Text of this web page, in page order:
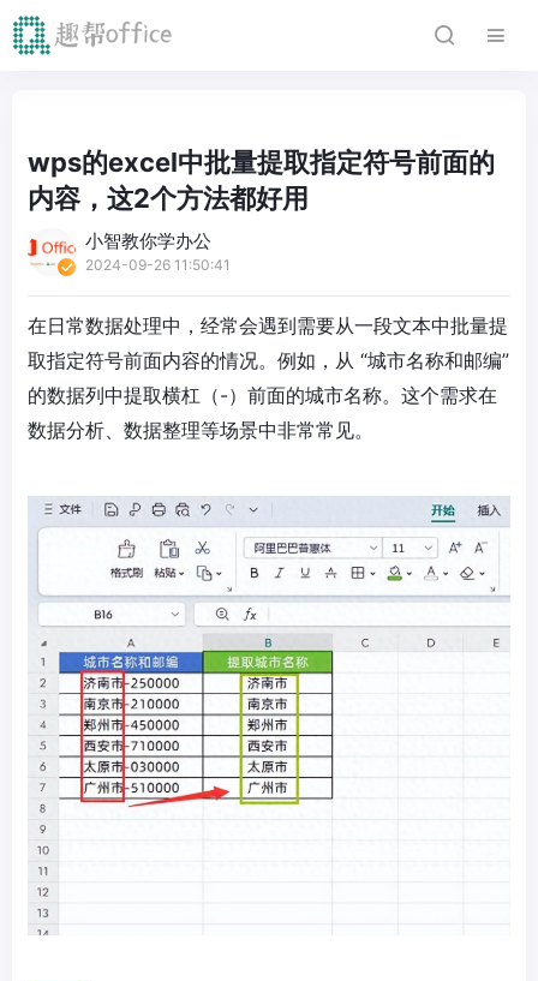
wps的excel中批量提取指定符号前面的
内容，这2个方法都好用
小智教你学办公
2024-09-26 11:50:41
在日常数据处理中，经常会遇到需要从一段文本中批量提
取指定符号前面内容的情况。例如，从 “城市名称和邮编”
的数据列中提取横杠（-）前面的城市名称。这个需求在
数据分析、数据整理等场景中非常常见。